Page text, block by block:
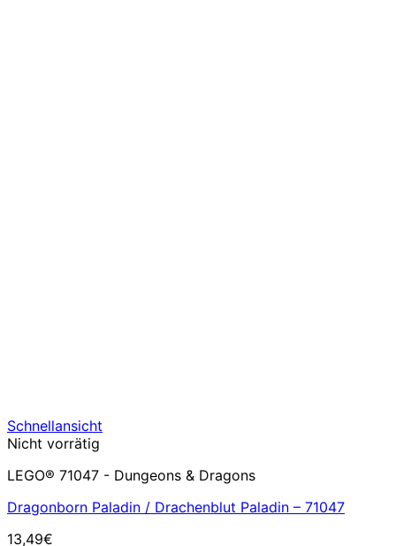
Schnellansicht
Nicht vorrätig
LEGO® 71047 - Dungeons & Dragons
Dragonborn Paladin / Drachenblut Paladin – 71047
13,49€